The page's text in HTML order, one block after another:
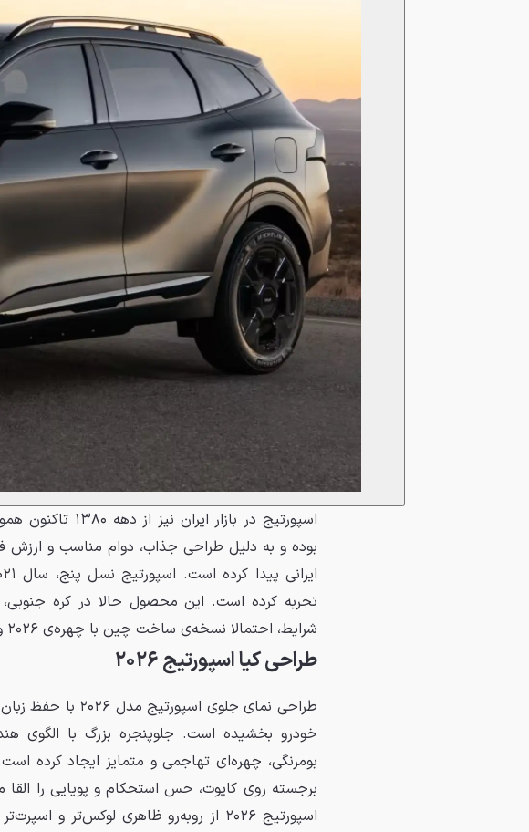
اسپورتیج در
بوده و به دلیل طراحی جذاب، دوام مناسب و ارزش
تجربه کرده است. این محصول حالا در کره جنوبی،
شرایط، احتمالا نسخه‌ی ساخت چین با چهره‌ی ۲۰۲۶ وارد ایران خواهد شد.
طراحی کیا اسپورتیج ۲۰۲۶
طراحی نمای جلوی
بومرنگی، چهره‌ای تهاجمی و متمایز ایجاد کرده
برجسته روی کاپوت، حس استحکام و پویایی را
اسپورتیج ۲۰۲۶ از روبه‌رو ظاهری